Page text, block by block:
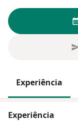
Experiência
Experiência